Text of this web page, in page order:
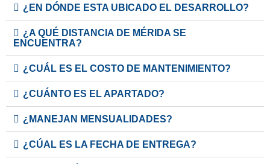
¿EN DÓNDE ESTA UBICADO EL DESARROLLO?
¿A QUÉ DISTANCIA DE MÉRIDA SE
ENCUENTRA?
¿CUÁL ES EL COSTO DE MANTENIMIENTO?
¿CUÁNTO ES EL APARTADO?
¿MANEJAN MENSUALIDADES?
¿CÚAL ES LA FECHA DE ENTREGA?